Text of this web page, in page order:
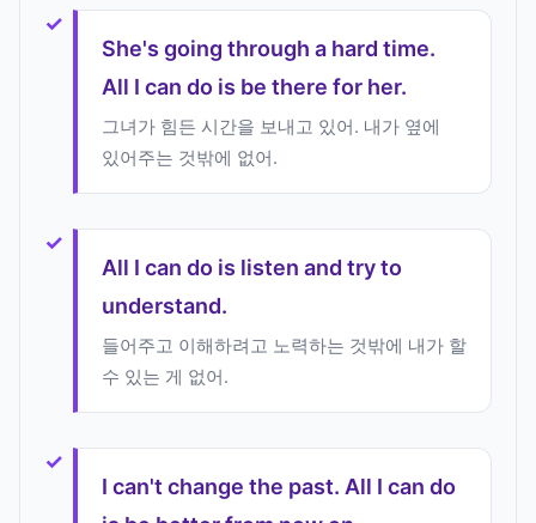
She's going through a hard time.
All I can do is be there for her.
그녀가 힘든 시간을 보내고 있어. 내가 옆에
있어주는 것밖에 없어.
All I can do is listen and try to
understand.
들어주고 이해하려고 노력하는 것밖에 내가 할
수 있는 게 없어.
I can't change the past. All I can do